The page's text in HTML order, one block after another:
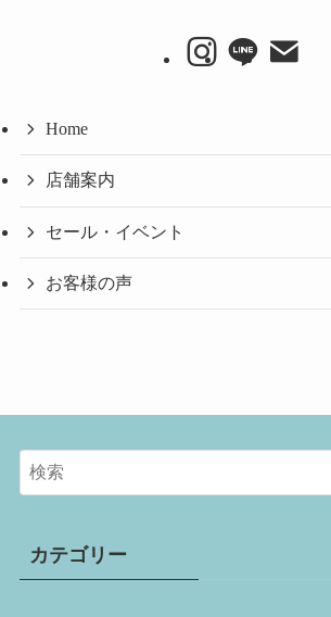
Home
店舗案内
セール・イベント
お客様の声
カテゴリー